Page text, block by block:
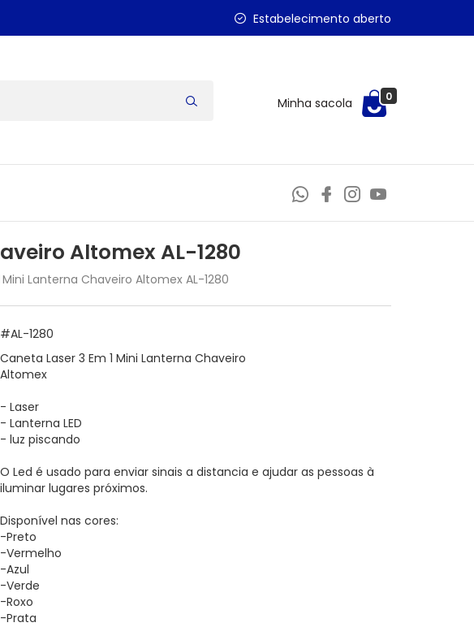
Estabelecimento aberto
Minha sacola 0
Altomex AL-1280
Mini Lanterna Chaveiro Altomex AL-1280
#AL-1280
Caneta Laser 3 Em 1 Mini Lanterna Chaveiro
Altomex
- Laser
- Lanterna LED
- luz piscando
O Led é usado para enviar sinais a distancia e ajudar as pessoas à
iluminar lugares próximos.
Disponível nas cores:
-Preto
-Vermelho
-Azul
-Verde
-Roxo
-Prata